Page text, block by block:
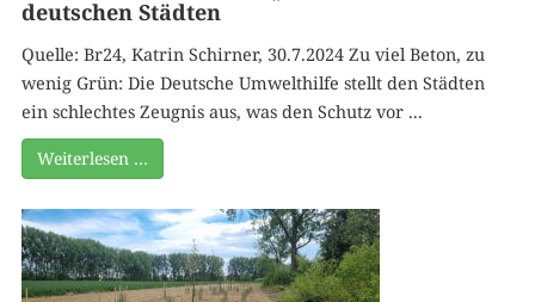
deutschen Städten
Quelle: Br24, Katrin Schirner, 30.7.2024 Zu viel Beton, zu
wenig Grün: Die Deutsche Umwelthilfe stellt den Städten
ein schlechtes Zeugnis aus, was den Schutz vor ...
Weiterlesen …